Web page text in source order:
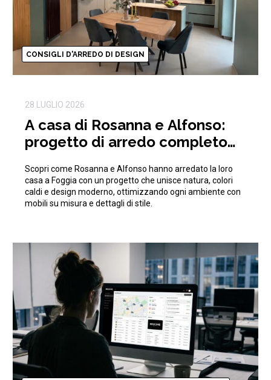
CONSIGLI D'ARREDO DI DESIGN
28 LUGLIO 2026
A casa di Rosanna e Alfonso:
progetto di arredo completo
Scopri come Rosanna e Alfonso hanno arredato la loro
casa a Foggia con un progetto che unisce natura, colori
caldi e design moderno, ottimizzando ogni ambiente con
mobili su misura e dettagli di stile.